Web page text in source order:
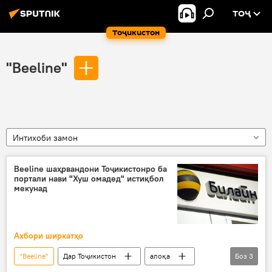
Тоҷикистон
ТОҶ
"Beeline"
Интихоби замон
Beeline шаҳрвандони Тоҷикистонро ба
портали нави "Хуш омадед" истиқбол
мекунад
Ахбори ширкатҳо
"Beeline" Дар Тоҷикистон
алоқа
Боз 3